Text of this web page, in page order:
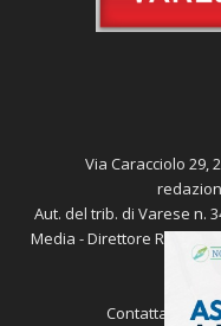
Via Caracciolo 29,
Aut. del trib. di Varese n.
Media - Direttore
Contattaci: